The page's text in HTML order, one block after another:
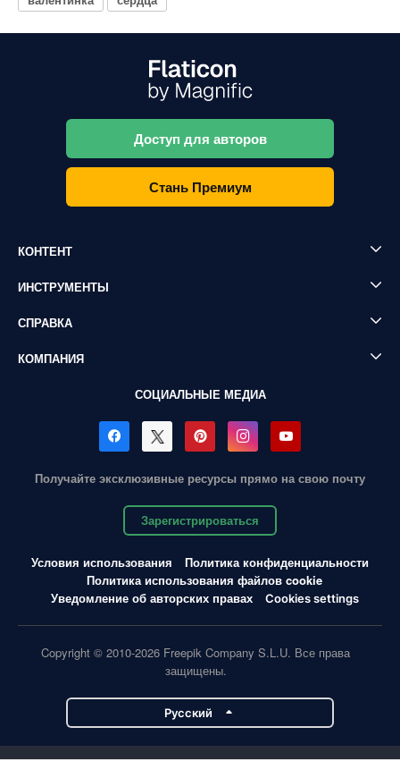
Доступ для авторов
Стань Премиум
КОНТЕНТ
ИНСТРУМЕНТЫ
СПРАВКА
КОМПАНИЯ
СОЦИАЛЬНЫЕ МЕДИА
Получайте эксклюзивные ресурсы прямо на свою почту
Зарегистрироваться
Условия использования
Политика конфиденциальности
Политика использования файлов cookie
Уведомление об авторских правах
Cookies settings
Copyright © 2010-2026 Freepik Company S.L.U. Все права
защищены.
Pусский